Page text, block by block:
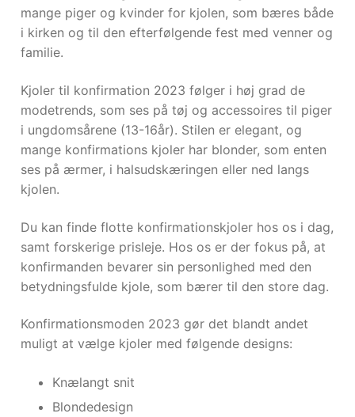
UK
mange piger og kvinder for kjolen, som bæres både
i kirken og til den efterfølgende fest med venner og
familie.
Kjoler til konfirmation 2023 følger i høj grad de
modetrends, som ses på tøj og accessoires til piger
i ungdomsårene (13-16år). Stilen er elegant, og
mange konfirmations kjoler har blonder, som enten
ses på ærmer, i halsudskæringen eller ned langs
kjolen.
Du kan finde flotte konfirmationskjoler hos os i dag,
samt forskerige prisleje. Hos os er der fokus på, at
konfirmanden bevarer sin personlighed med den
betydningsfulde kjole, som bærer til den store dag.
Konfirmationsmoden 2023 gør det blandt andet
muligt at vælge kjoler med følgende designs:
Knælangt snit
Blondedesign